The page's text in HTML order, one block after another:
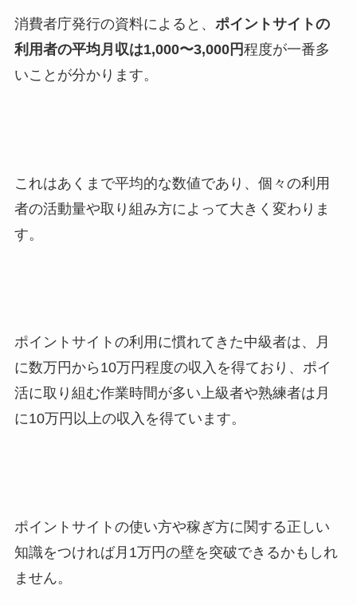
消費者庁発行の資料によると、 ポイントサイトの
利用者の平均月収は1,000〜3,000円程度が一番多
いことが分かります。
これはあくまで平均的な数値であり、個々の利用
者の活動量や取り組み方によって大きく変わりま
す。
ポイントサイトの利用に慣れてきた中級者は、月
に数万円から10万円程度の収入を得ており、ポイ
活に取り組む作業時間が多い上級者や熟練者は月
に10万円以上の収入を得ています。
ポイントサイトの使い方や稼ぎ方に関する正しい
知識をつければ月1万円の壁を突破できるかもしれ
ません。